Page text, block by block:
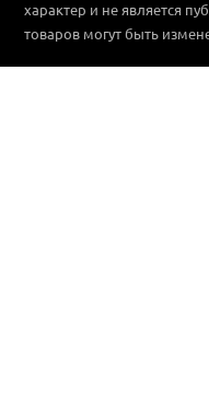
характер и не является
товаров могут быть